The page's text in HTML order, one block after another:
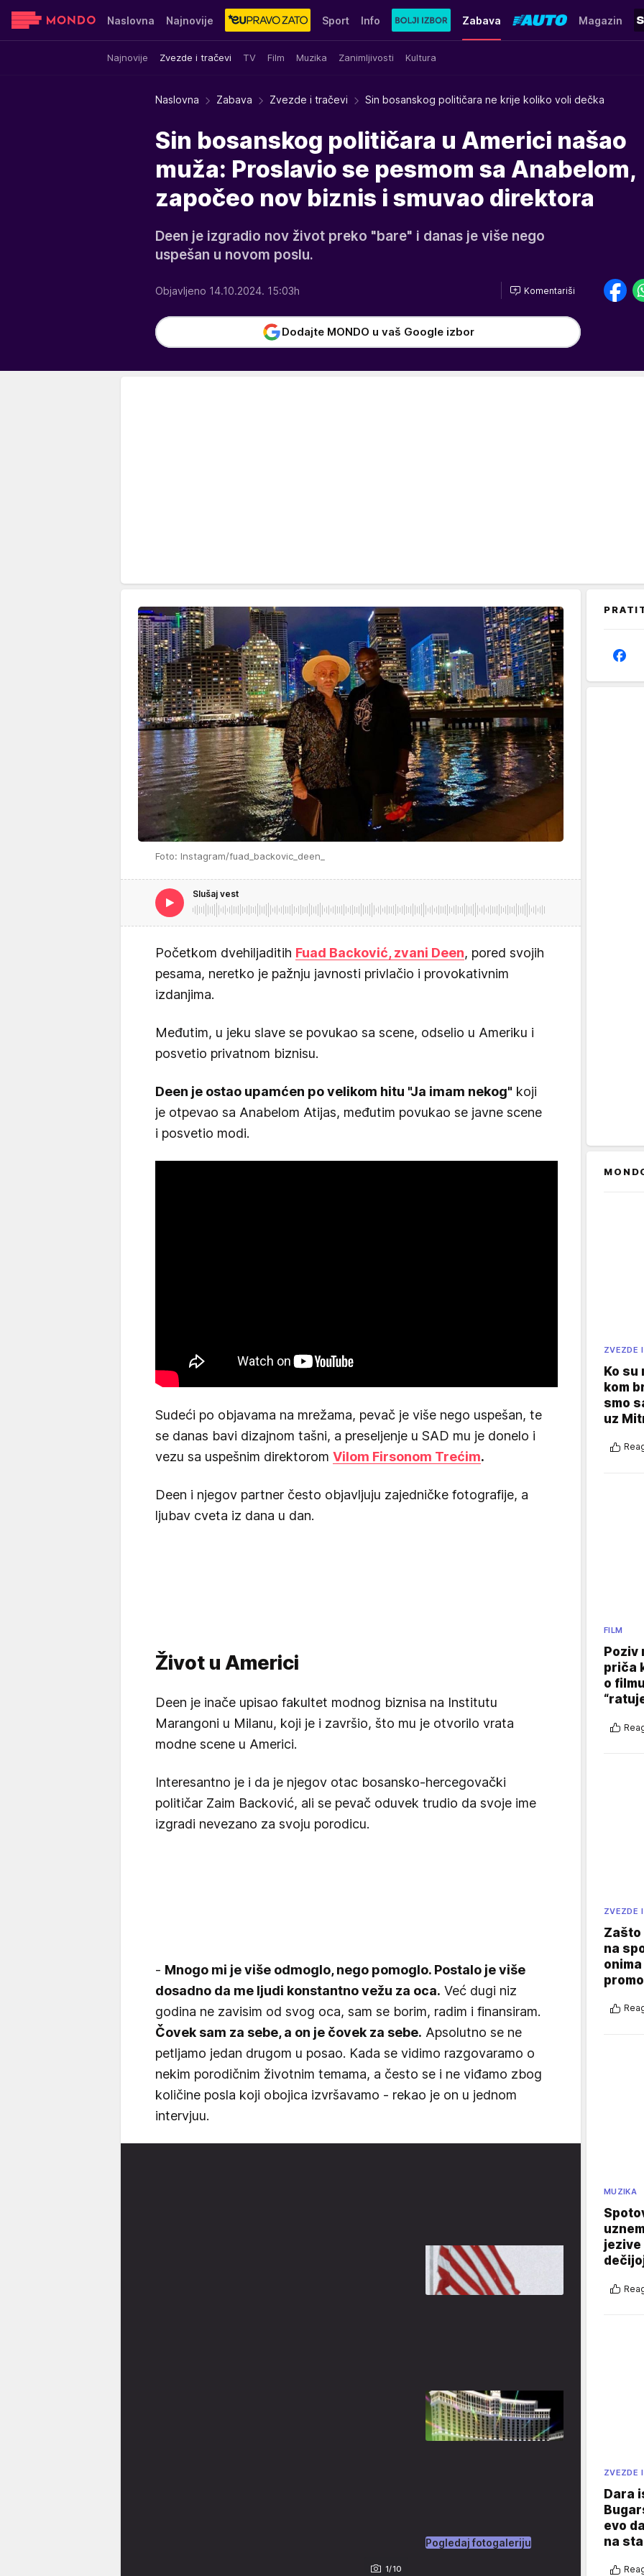
Naslovna Najnovije Sport Info Zabava
Najnovije Zvezde i tračevi TV Film Muzika Zanimljivosti Kultura
Magazin
Sensa Stvar ukusa Yumama
Naslovna Zabava Zvezde i tračevi Sin bosanskog političara ne krije koliko voli dečka
Sin bosanskog političara u Americi našao
muža: Proslavio se pesmom sa Anabelom,
započeo nov biznis i smuvao direktora
Deen je izgradio nov život preko "bare" i danas je više nego
uspešan u novom poslu.
Objavljeno 14.10.2024. 15:03h Komentariši
Dodajte MONDO u vaš Google izbor
Foto: Instagram/fuad_backovic_deen_
Slušaj vest
Početkom dvehiljaditih Fuad Backović, zvani Deen, pored svojih
pesama, neretko je pažnju javnosti privlačio i provokativnim
izdanjima.
Međutim, u jeku slave se povukao sa scene, odselio u Ameriku i
posvetio privatnom biznisu.
Deen je ostao upamćen po velikom hitu "Ja imam nekog" koji
je otpevao sa Anabelom Atijas, međutim povukao se javne scene
i posvetio modi.
Sudeći po objavama na mrežama, pevač je više nego uspešan, te
se danas bavi dizajnom tašni, a preseljenje u SAD mu je donelo i
vezu sa uspešnim direktorom Vilom Firsonom Trećim.
Deen i njegov partner često objavljuju zajedničke fotografije, a
ljubav cveta iz dana u dan.
Život u Americi
Deen je inače upisao fakultet modnog biznisa na Institutu
Marangoni u Milanu, koji je i završio, što mu je otvorilo vrata
modne scene u Americi.
Interesantno je i da je njegov otac bosansko-hercegovački
političar Zaim Backović, ali se pevač oduvek trudio da svoje ime
izgradi nevezano za svoju porodicu.
- Mnogo mi je više odmoglo, nego pomoglo. Postalo je više
dosadno da me ljudi konstantno vežu za oca. Već dugi niz
godina ne zavisim od svog oca, sam se borim, radim i finansiram.
Čovek sam za sebe, a on je čovek za sebe. Apsolutno se ne
petljamo jedan drugom u posao. Kada se vidimo razgovaramo o
nekim porodičnim životnim temama, a često se i ne viđamo zbog
količine posla koji obojica izvršavamo - rekao je on u jednom
intervjuu.
1/10
Pogledaj fotogaleriju
ZVEZDE
Ko su
kom
smo
uz
FILM
Poziv
priča
o
ZVEZDE
Zašto
na
MUZIKA
jezive
ZVEZDE
Dara
evo
na